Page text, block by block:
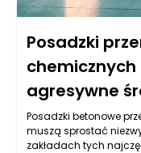
Posadzki
agresywne
Posadzki betonowe
muszą sprostać
zakładach tych